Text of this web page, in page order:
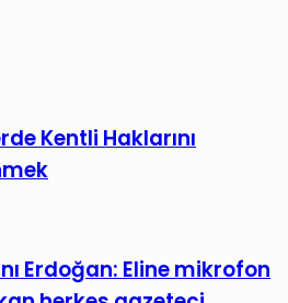
Kentli Haklarını
Erdoğan: Eline mikrofon